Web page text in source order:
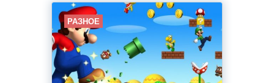
РАЗНОЕ